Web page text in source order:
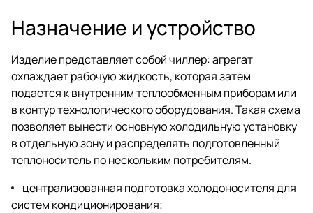
Назначение и устройство
Изделие представляет собой чиллер: агрегат
охлаждает рабочую жидкость, которая затем
подается к внутренним теплообменным приборам или
в контур технологического оборудования. Такая схема
позволяет вынести основную холодильную установку
в отдельную зону и распределять подготовленный
теплоноситель по нескольким потребителям.
централизованная подготовка холодоносителя для
систем кондиционирования;